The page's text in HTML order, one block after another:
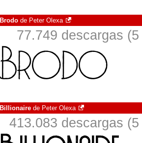
Brodo de Peter Olexa
77.749 descargas
Billionaire de Peter Olexa
413.083 descargas